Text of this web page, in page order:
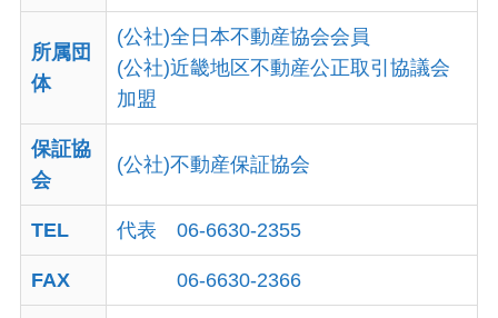
所属団
体
(公社)全日本不動産協会会員
(公社)近畿地区不動産公正取引協議会
加盟
保証協
会
(公社)不動産保証協会
TEL 代表 06-6630-2355
FAX 06-6630-2366